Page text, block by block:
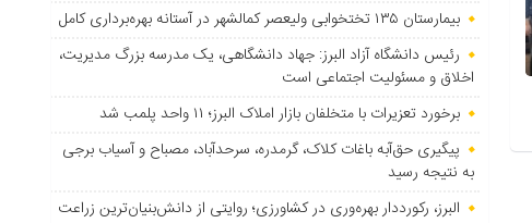
بیمارستان ۱۳۵ تختخوابی ولیعصر کمالشهر در آستانه بهره‌برداری کامل
رئیس دانشگاه آزاد البرز: جهاد دانشگاهی، یک مدرسه بزرگ مدیریت،
اخلاق و مسئولیت اجتماعی است
برخورد تعزیرات با متخلفان بازار املاک البرز؛ ۱۱ واحد پلمب شد
پیگیری حق‌آبه باغات کلاک، گرمدره، سرحدآباد، مصباح و آسیاب برجی
به نتیجه رسید
البرز، رکورددار بهره‌وری در کشاورزی؛ روایتی از دانش‌بنیان‌ترین زراعت